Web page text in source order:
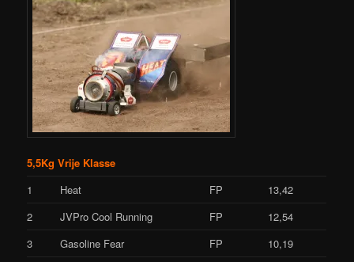
5,5Kg Vrije Klasse
1
Heat FP
13,42
2
JVPro Cool Running FP
12,54
3
Gasoline Fear FP
10,19